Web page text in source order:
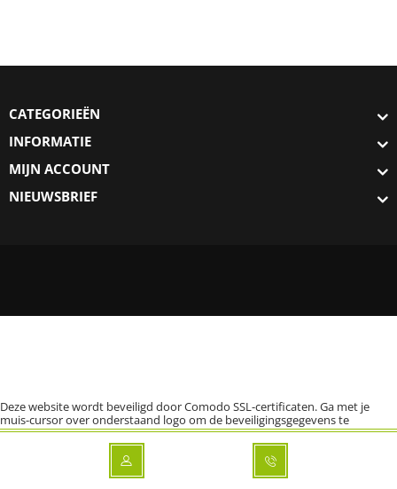
CATEGORIEËN
INFORMATIE
MIJN ACCOUNT
NIEUWSBRIEF
Deze website wordt beveiligd door Comodo SSL-certificaten. Ga met je
muis-cursor over onderstaand logo om de beveiligingsgegevens te
bekijken.Klik hier voor meer informatie over Comodo Positive SSL EV.